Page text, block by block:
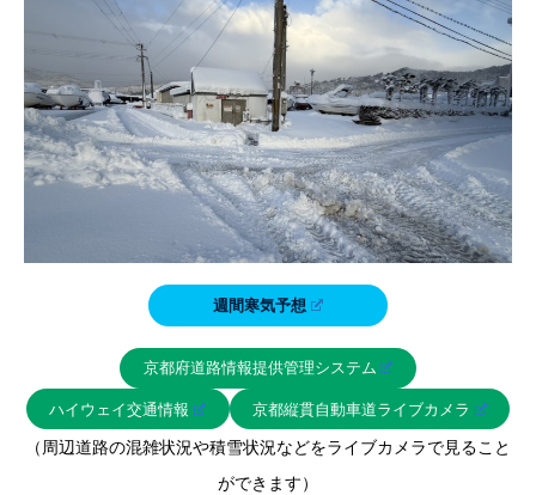
週間寒気予想
京都府道路情報提供管理システム
ハイウェイ交通情報 京都縦貫自動車道ライブカメラ
（周辺道路の混雑状況や積雪状況などをライブカメラで見ること
ができます）